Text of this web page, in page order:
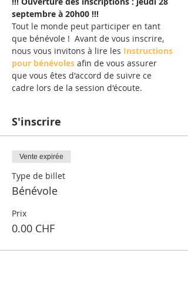
septembre à 20h00 !!!
Tout le monde peut participer en tant
que bénévole !  Avant de vous inscrire,
nous vous invitons à lire les Instructions
pour bénévoles afin de vous assurer
que vous êtes d'accord de suivre ce
cadre lors de la session d'écoute.
S'inscrire
Vente expirée
Type de billet
Bénévole
Prix
0.00 CHF